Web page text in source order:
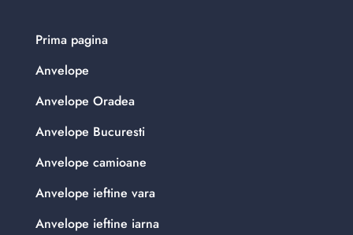
Prima pagina
Anvelope
Anvelope Oradea
Anvelope Bucuresti
Anvelope camioane
Anvelope ieftine vara
Anvelope ieftine iarna